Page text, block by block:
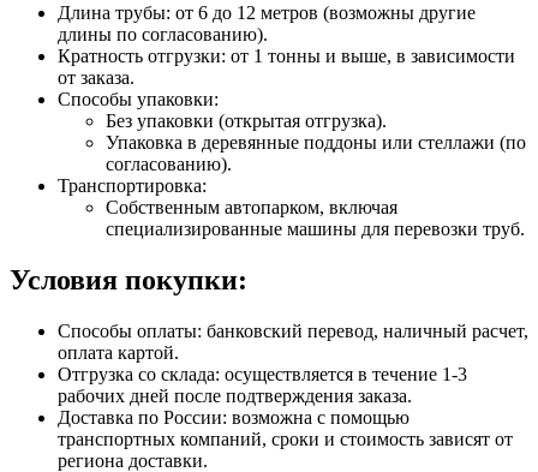
Длина трубы: от 6 до 12 метров (возможны другие
длины по согласованию).
Кратность отгрузки: от 1 тонны и выше, в зависимости
от заказа.
Способы упаковки:
Без упаковки (открытая отгрузка).
Упаковка в деревянные поддоны или стеллажи (по
согласованию).
Транспортировка:
Собственным автопарком, включая
специализированные машины для перевозки труб.
Условия покупки:
Способы оплаты: банковский перевод, наличный расчет,
оплата картой.
Отгрузка со склада: осуществляется в течение 1-3
рабочих дней после подтверждения заказа.
Доставка по России: возможна с помощью
транспортных компаний, сроки и стоимость зависят от
региона доставки.